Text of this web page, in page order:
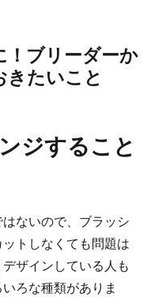
！ブリーダーか
きたいこと
ジすること
ないので、ブラッシ
トしなくても問題は
ザインしている人も
ろな種類がありま